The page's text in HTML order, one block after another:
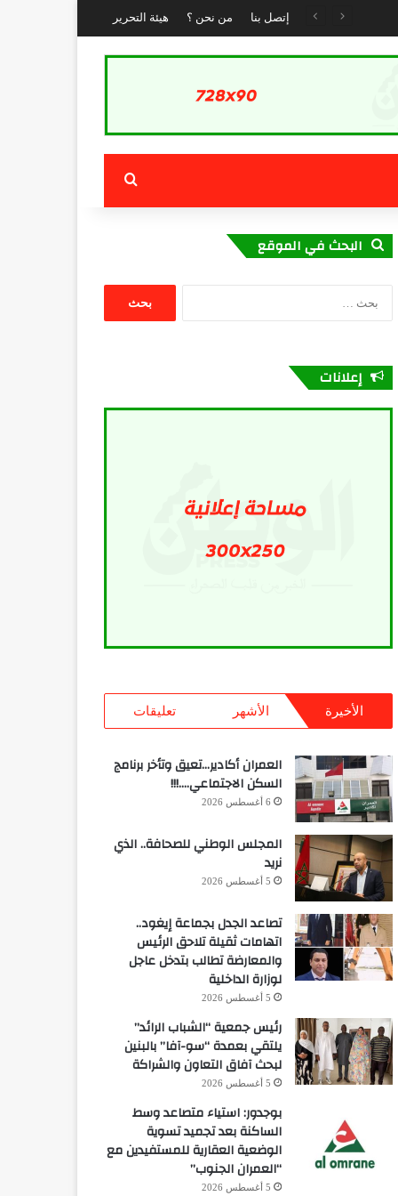
إتصل بنا من نحن ؟ هيئة التحرير
بحث عن
البحث في الموقع
إعلانات
الأخيرة الأشهر تعليقات
العمران أكادير…تعيق وتأخر برنامج
السكن الاجتماعي….!!!
6 أغسطس 2026
المجلس الوطني للصحافة.. الذي
نريد
5 أغسطس 2026
تصاعد الجدل بجماعة إيغود..
اتهامات ثقيلة تلاحق الرئيس
والمعارضة تطالب بتدخل عاجل
لوزارة الداخلية
5 أغسطس 2026
رئيس جمعية “الشباب الرائد”
يلتقي بعمدة “سو-آفا” بالبنين
لبحث آفاق التعاون والشراكة
5 أغسطس 2026
بوجدور: استياء متصاعد وسط
الساكنة بعد تجميد تسوية
الوضعية العقارية للمستفيدين مع
“العمران الجنوب”
5 أغسطس 2026